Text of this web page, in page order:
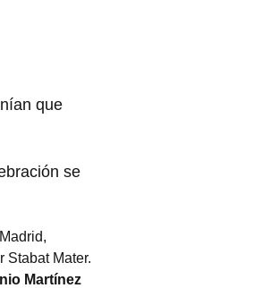
que
se
Stabat Mater.
Martínez